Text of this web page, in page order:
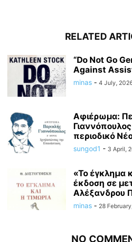
RELATED
“Do Not Go
Against
minas - 4 July,
Αφιέρωμα:
περιοδικό
sungod1 - 3 April,
«Το έγκλημα
έκδοση σε
Αλέξανδρου
minas - 28
NO